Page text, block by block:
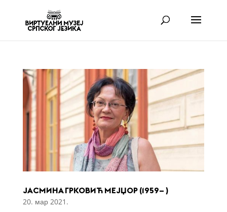
ЈАСМИНА ГРКОВИЋ МЕЈЏОР (1959– )
20. мар 2021.